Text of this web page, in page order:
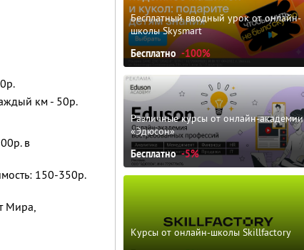
км - 50р.
в
150-350р.
Мира,
Бесплатный вводный урок от онлайн-
школы Skysmart
Бесплатно -100%
Различные курсы от онлайн-академии
«Эдюсон»
Бесплатно -5%
Курсы от онлайн-школы Skillfactory